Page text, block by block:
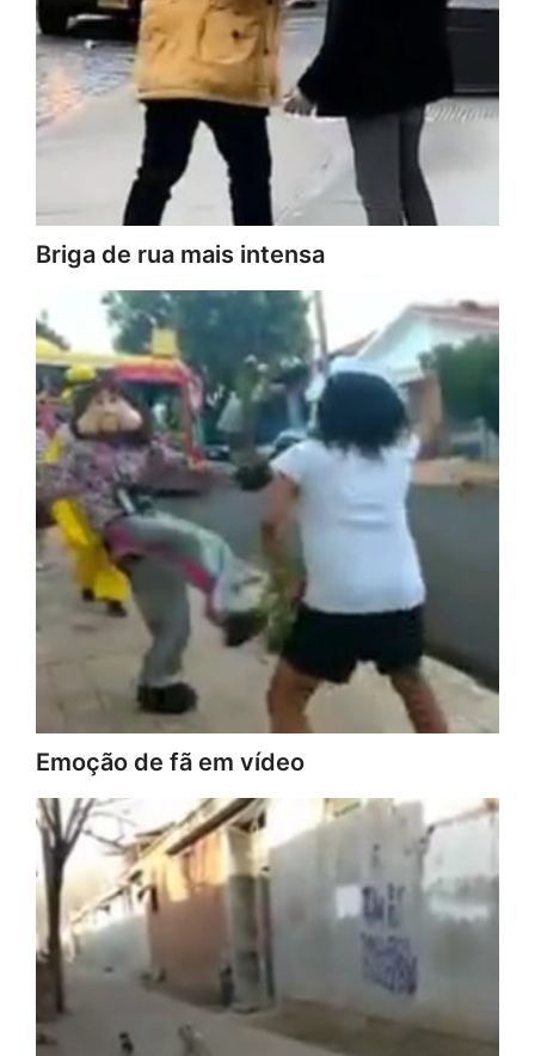
Briga de rua mais intensa
Emoção de fã em vídeo